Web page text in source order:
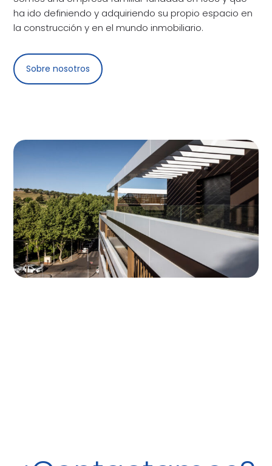
ha ido definiendo y adquiriendo su propio espacio en
la construcción y en el mundo inmobiliario.
Sobre nosotros